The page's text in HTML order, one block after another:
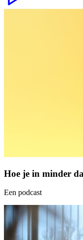
Hoe je in minder
Een podcast